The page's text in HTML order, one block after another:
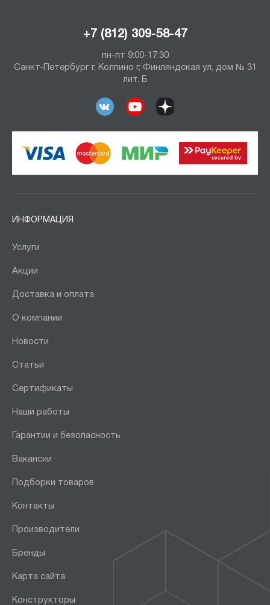
+7 (812) 309-58-47
пн-пт 9:00-17:30
Санкт-Петербург г, Колпино г, Финляндская ул, дом № 31
лит. Б
ИНФОРМАЦИЯ
Услуги
Акции
Доставка и оплата
О компании
Новости
Статьи
Сертификаты
Наши работы
Гарантии и безопасность
Вакансии
Подборки товаров
Контакты
Производители
Бренды
Карта сайта
Конструкторы